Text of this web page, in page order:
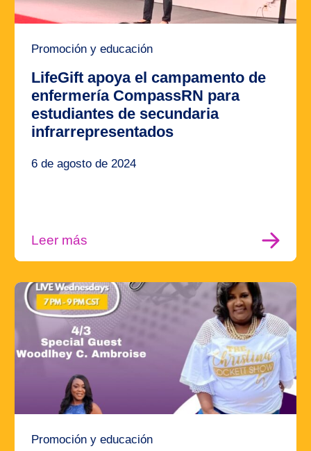
Promoción y educación
LifeGift apoya el campamento de
enfermería CompassRN para
estudiantes de secundaria
infrarrepresentados
6 de agosto de 2024
Leer más
Promoción y educación